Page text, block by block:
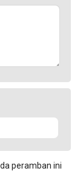
peramban ini